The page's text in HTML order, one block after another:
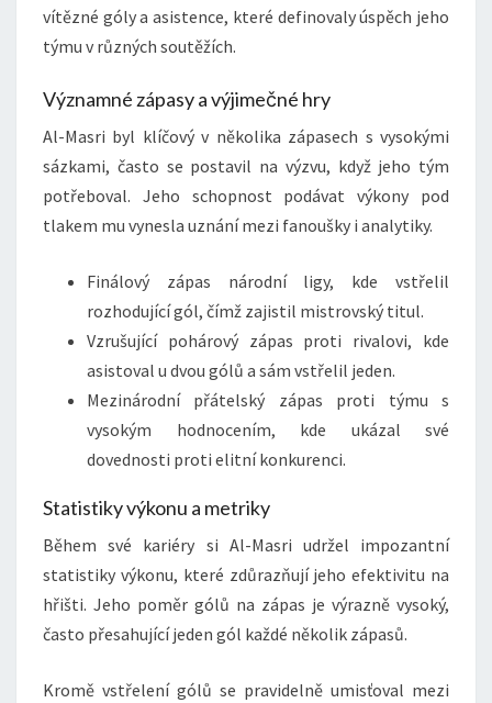
vítězné góly a asistence, které definovaly úspěch jeho
týmu v různých soutěžích.
Významné zápasy a výjimečné hry
Al-Masri byl klíčový v několika zápasech s vysokými
sázkami, často se postavil na výzvu, když jeho tým
potřeboval. Jeho schopnost podávat výkony pod
tlakem mu vynesla uznání mezi fanoušky i analytiky.
Finálový zápas národní ligy, kde vstřelil
rozhodující gól, čímž zajistil mistrovský titul.
Vzrušující pohárový zápas proti rivalovi, kde
asistoval u dvou gólů a sám vstřelil jeden.
Mezinárodní přátelský zápas proti týmu s
vysokým hodnocením, kde ukázal své
dovednosti proti elitní konkurenci.
Statistiky výkonu a metriky
Během své kariéry si Al-Masri udržel impozantní
statistiky výkonu, které zdůrazňují jeho efektivitu na
hřišti. Jeho poměr gólů na zápas je výrazně vysoký,
často přesahující jeden gól každé několik zápasů.
Kromě vstřelení gólů se pravidelně umisťoval mezi